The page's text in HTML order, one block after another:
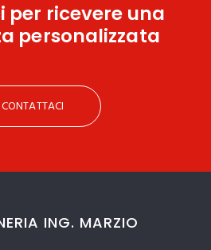
per ricevere una
personalizzata
CONTATTACI
ING. MARZIO